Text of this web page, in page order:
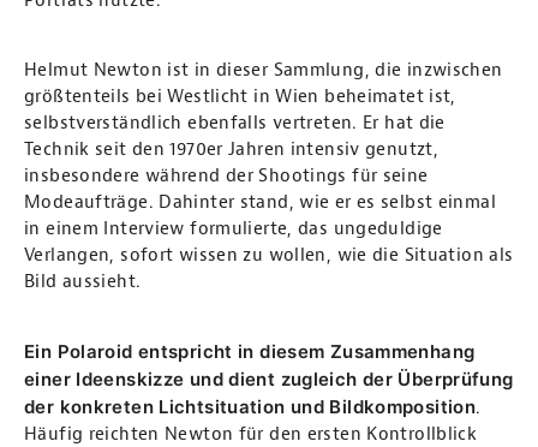
Helmut Newton ist in dieser Sammlung, die inzwischen
größtenteils bei Westlicht in Wien beheimatet ist,
selbstverständlich ebenfalls vertreten. Er hat die
Technik seit den 1970er Jahren intensiv genutzt,
insbesondere während der Shootings für seine
Modeaufträge. Dahinter stand, wie er es selbst einmal
in einem Interview formulierte, das ungeduldige
Verlangen, sofort wissen zu wollen, wie die Situation als
Bild aussieht.
Ein Polaroid entspricht in diesem Zusammenhang
einer Ideenskizze und dient zugleich der Überprüfung
der konkreten Lichtsituation und Bildkomposition.
Häufig reichten Newton für den ersten Kontrollblick